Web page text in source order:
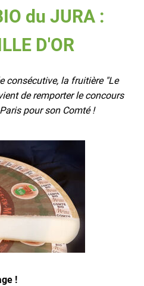
du JURA :
D'OR
consécutive, la fruitière "Le
de remporter le concours
pour son Comté !
!